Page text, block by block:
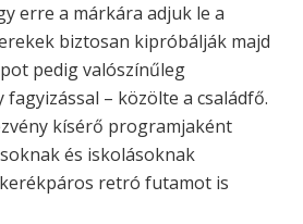
erre a márkára adjuk le a
biztosan kipróbálják majd
pedig valószínűleg
– közölte a családfő.
kísérő programjaként
és iskolásoknak
retró futamot is